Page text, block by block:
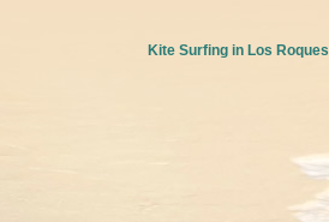
Kite Surfing in Los Roques